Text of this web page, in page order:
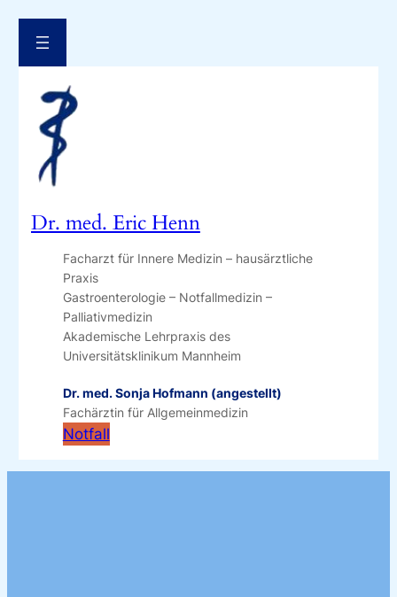
Zum
Inhalt
springen
Dr. med. Eric Henn
Facharzt für Innere Medizin – hausärztliche
Praxis
Gastroenterologie – Notfallmedizin –
Palliativmedizin
Akademische Lehrpraxis des
Universitätsklinikum Mannheim
Dr. med. Sonja Hofmann (angestellt)
Fachärztin für Allgemeinmedizin
Notfall